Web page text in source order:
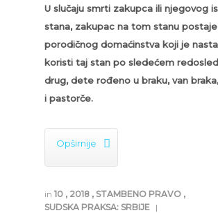
U slučaju smrti zakupca ili njegovog
stana, zakupac na tom stanu postaje
porodičnog domaćinstva koji je
koristi taj stan po sledećem
drug, dete rođeno u braku, van
i pastorče.
Opširnije 
in 10 , 2018 , STAMBENO PRAVO ,
SUDSKA PRAKSA: SRBIJE |